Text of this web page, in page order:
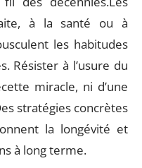
à la santé ou à
les habitudes
Résister à l’usure du
miracle, ni d’une
stratégies concrètes
la longévité et
à long terme.